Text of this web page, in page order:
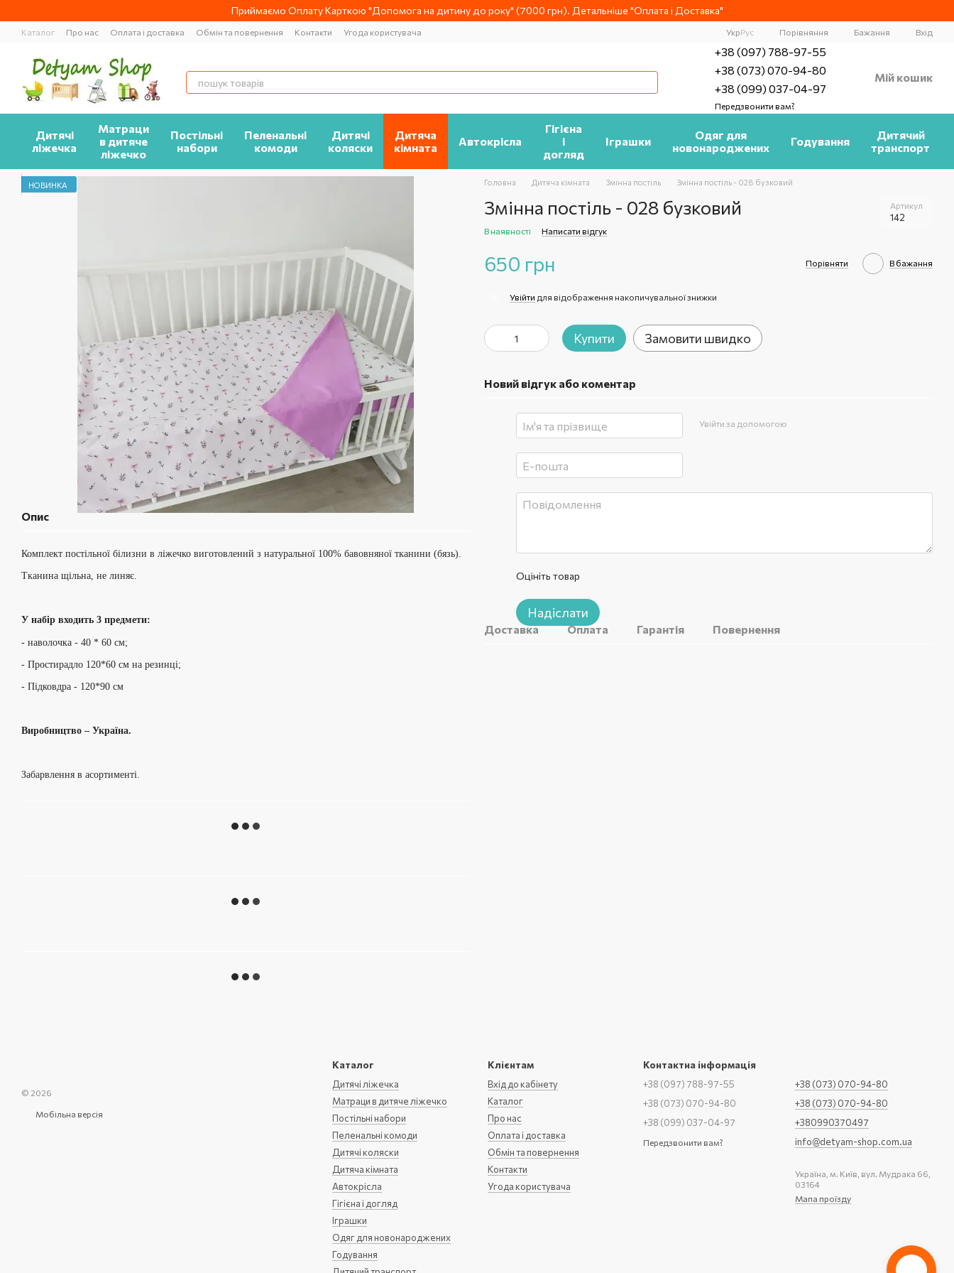
Приймаємо Оплату Карткою "Допомога на дитину до року" (7000 грн). Детальніше "Оплата і Доставка"
Каталог Про нас Оплата і доставка Обмін та повернення Контакти Угода користувача УкрРус Порівняння Бажання Вхід
+38 (097) 788-97-55
+38 (073) 070-94-80
+38 (099) 037-04-97
Передзвонити вам?
Мій кошик
Дитячі
ліжечка
Матраци
в дитяче
ліжечко
Постільні
набори
Пеленальні
комоди
Дитячі
коляски
Дитяча
кімната
Автокрісла
Гігієна
і
догляд
Іграшки
Одяг для
новонароджених
Годування
Дитячий
транспорт
НОВИНКА
Опис
Комплект постільної білизни в ліжечко виготовлений з натуральної 100% бавовняної тканини (бязь).
Тканина щільна, не линяє.
У набір входить 3 предмети:
- наволочка - 40 * 60 см;
- Простирадло 120*60 см на резинці;
- Підковдра - 120*90 см
Виробництво – Україна.
Забарвлення в асортименті.
Головна Дитяча кімната Змінна постіль Змінна постіль - 028 бузковий
Змінна постіль - 028 бузковий Артикул
142
В наявності Написати відгук
650 грн Порівняти В бажання
Увійти для відображення накопичувальної знижки
Купити Замовити швидко
Новий відгук або коментар
Увійти за допомогою
Оцініть товар
Надіслати
Доставка Оплата Гарантія Повернення
© 2026
Мобільна версія
Каталог
Дитячі ліжечка
Матраци в дитяче ліжечко
Постільні набори
Пеленальні комоди
Дитячі коляски
Дитяча кімната
Автокрісла
Гігієна і догляд
Іграшки
Одяг для новонароджених
Годування
Клієнтам
Вхід до кабінету
Каталог
Про нас
Оплата і доставка
Обмін та повернення
Контакти
Угода користувача
Контактна інформація
+38 (097) 788-97-55
+38 (073) 070-94-80
+38 (099) 037-04-97
Передзвонити вам?
+38 (073) 070-94-80
+38 (073) 070-94-80
+380990370497
info@detyam-shop.com.ua
Україна, м. Київ, вул. Мудрака 66,
03164
Мапа проїзду